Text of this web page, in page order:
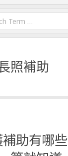
照補助
助有哪